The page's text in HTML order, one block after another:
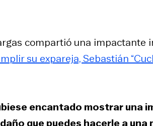
compartió una impactante
su expareja, Sebastián
encantado mostrar una
que puedes hacerle a